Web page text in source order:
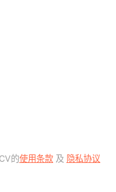
的使用条款及 隐私协议